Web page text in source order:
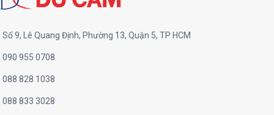
Số 9, Lê Quang Định, Phường 13, Quận 5, TP HCM
090 955 0708
088 828 1038
088 833 3028